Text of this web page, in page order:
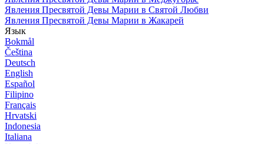
Явления Пресвятой Девы Марии в Святой Любви
Явления Пресвятой Девы Марии в Жакарей
Язык
Bokmål
Čeština
Deutsch
English
Español
Filipino
Français
Hrvatski
Indonesia
Italiana